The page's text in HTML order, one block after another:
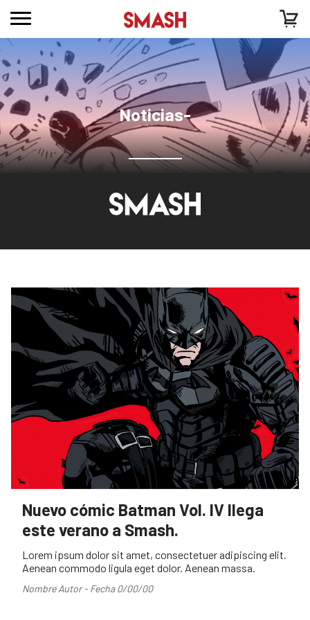
Noticias-
Nuevo cómic Batman Vol. IV llega
este verano a Smash.
Lorem ipsum dolor sit amet, consectetuer adipiscing elit.
Aenean commodo ligula eget dolor. Aenean massa.
Nombre Autor - Fecha 0/00/00